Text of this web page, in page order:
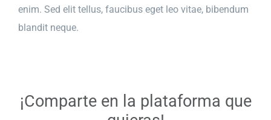
enim. Sed elit tellus, faucibus eget leo vitae, bibendum
blandit neque.
¡Comparte en la plataforma que